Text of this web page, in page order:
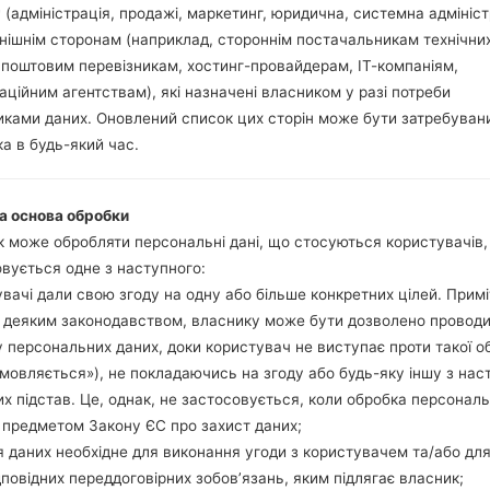
Модель та її характеристики
12.9 міліметрів (0.51 дюйма)
45.5 x 99.8 міліметрів (1.79
No
Апаратне забезпечення
-
-
-
1MB
-
Мережа та дані
(адміністрація, продажі, маркетинг, юридична, системна
сторонам (наприклад, стороннім постачальникам
перевізникам, хостинг-провайдерам, ІТ-компаніям,
агентствам), які назначені власником у разі потреби
даних. Оновлений список цих сторін може бути
в будь-який час.
основа обробки
може обробляти персональні дані, що стосуються
одне з наступного:
дали свою згоду на одну або більше конкретних цілей.
деяким законодавством, власнику може бути дозволено
персональних даних, доки користувач не виступає проти такої
не покладаючись на згоду або будь-яку іншу з
підстав. Це, однак, не застосовується, коли обробка
предметом Закону ЄС про захист даних;
даних необхідне для виконання угоди з користувачем та/або
переддоговірних зобов’язань, яким підлягає власник;